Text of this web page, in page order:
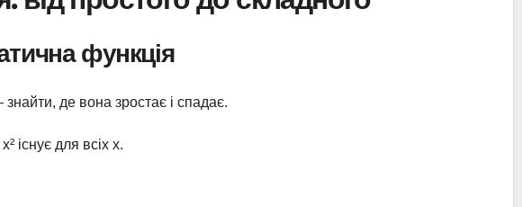
функція
де вона зростає і спадає.
існує для всіх x.